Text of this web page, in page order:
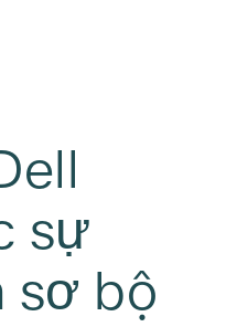
sự
sơ bộ